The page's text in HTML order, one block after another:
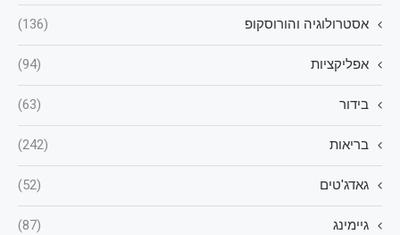
אסטרולוגיה והורוסקופ (136)
אפליקציות (94)
בידור (63)
בריאות (242)
גאדג'טים (52)
גיימינג (87)